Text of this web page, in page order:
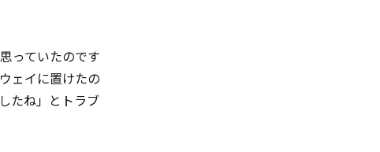
っていたのです
ェイに置けたの
たね」とトラブ